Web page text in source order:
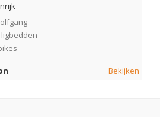
Bekijken